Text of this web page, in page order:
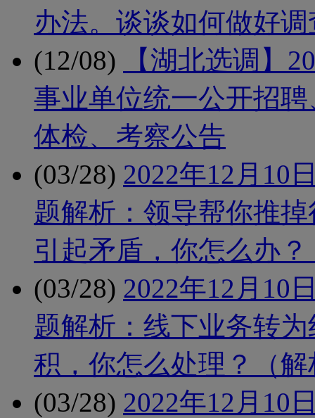
办法。谈谈如何做好
(12/08)
【湖北选调】
事业单位统一公开招
体检、考察公告
(03/28) 2022年12月10
题解析：领导帮你推
引起矛盾，你怎么办
(03/28) 2022年12月10
题解析：线下业务转
积，你怎么处理？（
(03/28) 2022年12月10